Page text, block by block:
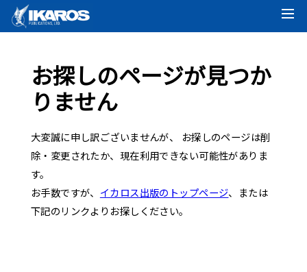
お探しのページが見つか
りません
大変誠に申し訳ございませんが、 お探しのページは削
除・変更されたか、現在利用できない可能性がありま
す。
お手数ですが、 イカロス出版のトップページ、または
下記のリンクよりお探しください。